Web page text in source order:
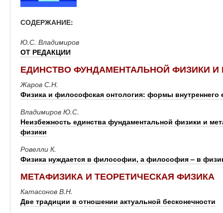
СОДЕРЖАНИЕ:
Ю.С. Владимиров
ОТ РЕДАКЦИИ
ЕДИНСТВО ФУНДАМЕНТАЛЬНОЙ ФИЗИКИ И
Жаров С.Н.
Физика и философская онтология: формы внутреннего
Владимиров Ю.С.
Неизбежность единства фундаментальной физики и
физики
Ровелли К.
Физика нуждается в философии, а философия – в
МЕТАФИЗИКА И ТЕОРЕТИЧЕСКАЯ ФИЗИКА
Катасонов В.Н.
Две традиции в отношении актуальной бесконечности